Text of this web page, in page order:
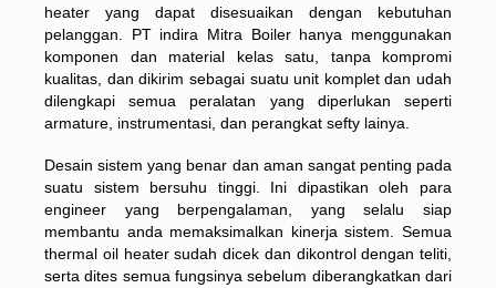
heater yang dapat disesuaikan dengan kebutuhan
pelanggan. PT indira Mitra Boiler hanya menggunakan
komponen dan material kelas satu, tanpa kompromi
kualitas, dan dikirim sebagai suatu unit komplet dan udah
dilengkapi semua peralatan yang diperlukan seperti
armature, instrumentasi, dan perangkat sefty lainya.
Desain sistem yang benar dan aman sangat penting pada
suatu sistem bersuhu tinggi. Ini dipastikan oleh para
engineer yang berpengalaman, yang selalu siap
membantu anda memaksimalkan kinerja sistem. Semua
thermal oil heater sudah dicek dan dikontrol dengan teliti,
serta dites semua fungsinya sebelum diberangkatkan dari